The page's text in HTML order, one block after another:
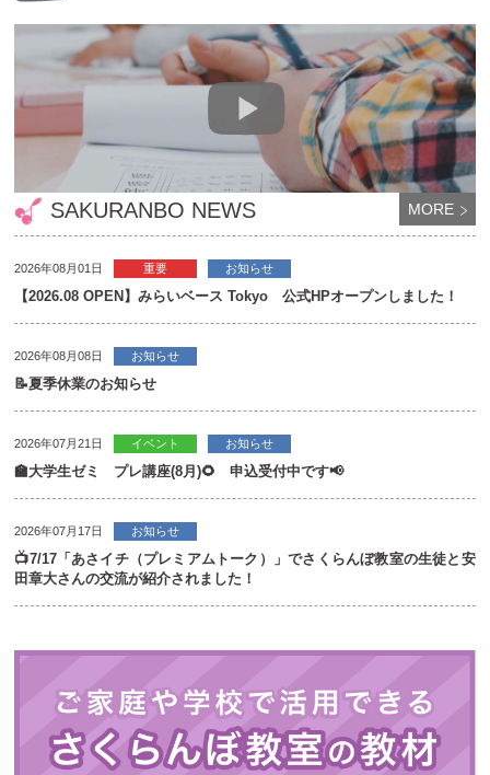
SAKURANBO NEWS MORE
2026年08月01日 重要 お知らせ
【2026.08 OPEN】みらいベース Tokyo 公式HPオープンしました！
2026年08月08日 お知らせ
📝夏季休業のお知らせ
2026年07月21日 イベント お知らせ
🏫大学生ゼミ プレ講座(8月)🌻 申込受付中です📢
2026年07月17日 お知らせ
📺7/17「あさイチ（プレミアムトーク）」でさくらんぼ教室の生徒と安
田章大さんの交流が紹介されました！